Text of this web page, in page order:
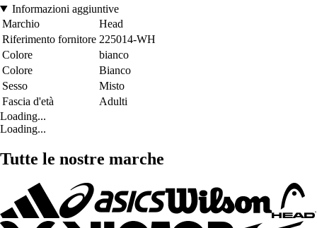
Informazioni aggiuntive
Marchio
Head
Riferimento fornitore 225014-WH
Colore
bianco
Colore
Bianco
Sesso
Misto
Fascia d'età
Adulti
Loading...
Loading...
Tutte le nostre marche